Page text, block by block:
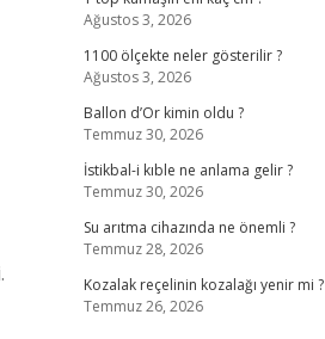
Ağustos 3, 2026
1100 ölçekte neler gösterilir ?
Ağustos 3, 2026
Ballon d’Or kimin oldu ?
Temmuz 30, 2026
İstikbal-i kıble ne anlama gelir ?
Temmuz 30, 2026
Su arıtma cihazında ne önemli ?
Temmuz 28, 2026
Kozalak reçelinin kozalağı yenir mi ?
Temmuz 26, 2026